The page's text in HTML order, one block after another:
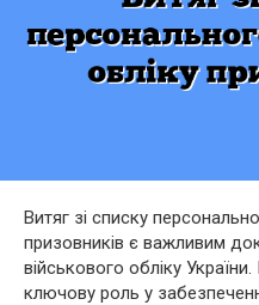
Витяг зі списку
призовників є важливим
військового обліку
ключову роль у